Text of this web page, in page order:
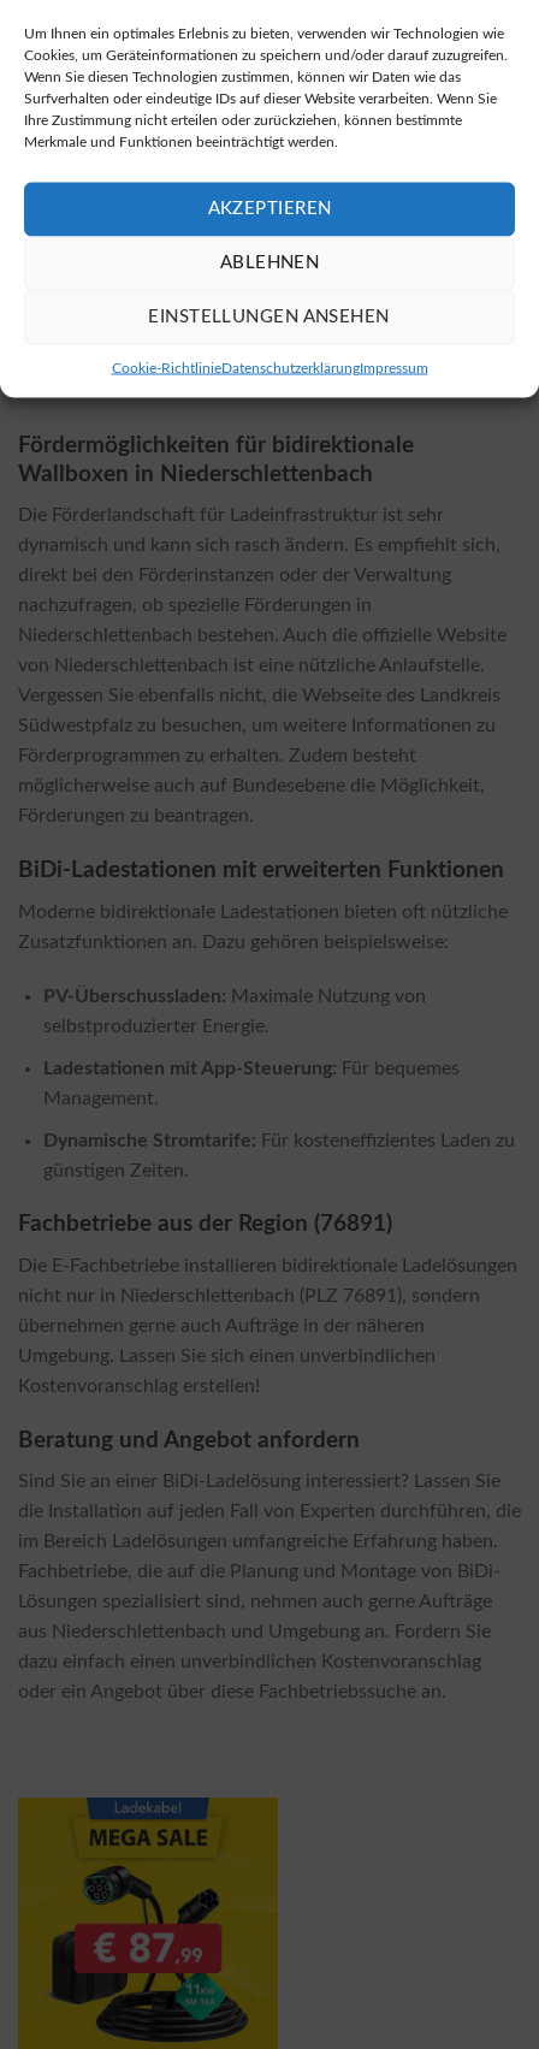
Um Ihnen ein optimales Erlebnis zu bieten, verwenden wir Technologien wie
Cookies, um Geräteinformationen zu speichern und/oder darauf zuzugreifen.
Wenn Sie diesen Technologien zustimmen, können wir Daten wie das
Surfverhalten oder eindeutige IDs auf dieser Website verarbeiten. Wenn Sie
Ihre Zustimmung nicht erteilen oder zurückziehen, können bestimmte
Merkmale und Funktionen beeinträchtigt werden.
AKZEPTIEREN
ABLEHNEN
EINSTELLUNGEN ANSEHEN
Cookie-RichtlinieDatenschutzerklärungImpressum
können Sie sich durch diesen Kauf-Link informieren.
Installationskosten und Einflussfaktoren
Die Kosten für die Installation einer bidirektionalen
Wallbox hängen von verschiedenen Faktoren ab, darunter
das gewählte Modell und die örtlichen Gegebenheiten. Zu
den wichtigsten Einflussfaktoren gehören die
erforderlichen elektrischen Anpassungen und
gegebenenfalls notwendige Genehmigungen. Generell sind
amortisieren sich diese durch mögliche Einsparungen
Fördermöglichkeiten für bidirektionale
Wallboxen in Niederschlettenbach
Die Förderlandschaft für Ladeinfrastruktur ist sehr
dynamisch und kann sich rasch ändern. Es empfiehlt sich,
direkt bei den Förderinstanzen oder der Verwaltung
nachzufragen, ob spezielle Förderungen in
Niederschlettenbach bestehen. Auch die offizielle Website
von Niederschlettenbach ist eine nützliche Anlaufstelle.
Vergessen Sie ebenfalls nicht, die Webseite des Landkreis
Südwestpfalz zu besuchen, um weitere Informationen zu
Förderprogrammen zu erhalten. Zudem besteht
möglicherweise auch auf Bundesebene die Möglichkeit,
Förderungen zu beantragen.
BiDi-Ladestationen mit erweiterten Funktionen
Moderne bidirektionale Ladestationen bieten oft nützliche
Zusatzfunktionen an. Dazu gehören beispielsweise:
PV-Überschussladen: Maximale Nutzung von
selbstproduzierter Energie.
Ladestationen mit App-Steuerung: Für bequemes
Management.
Dynamische Stromtarife: Für kosteneffizientes Laden zu
günstigen Zeiten.
Fachbetriebe aus der Region (76891)
Die E-Fachbetriebe installieren bidirektionale Ladelösungen
nicht nur in Niederschlettenbach (PLZ 76891), sondern
übernehmen gerne auch Aufträge in der näheren
Umgebung. Lassen Sie sich einen unverbindlichen
Kostenvoranschlag erstellen!
Beratung und Angebot anfordern
Sind Sie an einer BiDi-Ladelösung interessiert? Lassen Sie
die Installation auf jeden Fall von Experten durchführen, die
im Bereich Ladelösungen umfangreiche Erfahrung haben.
Fachbetriebe, die auf die Planung und Montage von BiDi-
Lösungen spezialisiert sind, nehmen auch gerne Aufträge
aus Niederschlettenbach und Umgebung an. Fordern Sie
dazu einfach einen unverbindlichen Kostenvoranschlag
oder ein Angebot über diese Fachbetriebssuche an.